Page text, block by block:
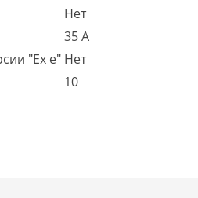
Нет
35 А
"Ex e" Нет
10